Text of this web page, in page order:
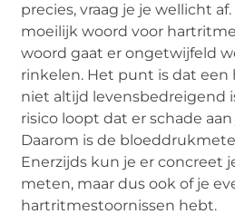
precies, vraag je je wellicht
moeilijk woord voor
woord gaat er ongetwijfeld
rinkelen. Het punt is dat
niet altijd levensbedreigend
risico loopt dat er schade
Daarom is de
Enerzijds kun je er concreet
meten, maar dus ook of je
hartritmestoornissen hebt.